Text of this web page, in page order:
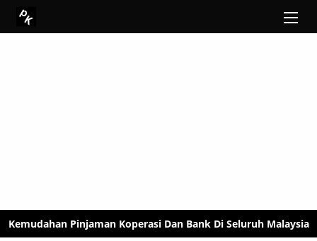
Kemudahan Pinjaman Koperasi Dan Bank Di Seluruh Malaysia